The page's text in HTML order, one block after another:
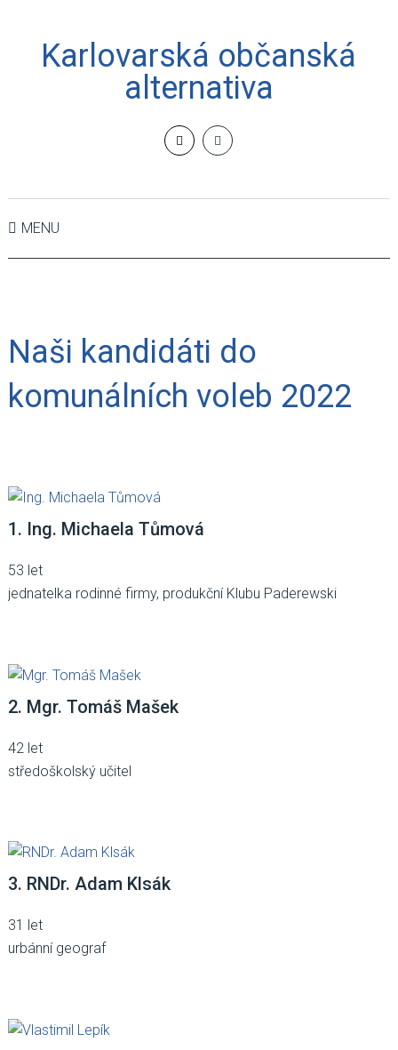
Karlovarská občanská
alternativa
MENU
Naši kandidáti do
komunálních voleb 2022
1. Ing. Michaela Tůmová
53 let
jednatelka rodinné firmy, produkční Klubu Paderewski
2. Mgr. Tomáš Mašek
42 let
středoškolský učitel
3. RNDr. Adam Klsák
31 let
urbánní geograf